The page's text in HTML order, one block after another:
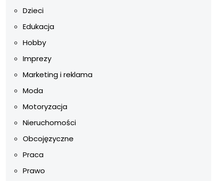
Dzieci
Edukacja
Hobby
Imprezy
Marketing i reklama
Moda
Motoryzacja
Nieruchomości
Obcojęzyczne
Praca
Prawo